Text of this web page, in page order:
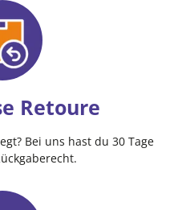
Retoure
Bei uns hast du 30 Tage